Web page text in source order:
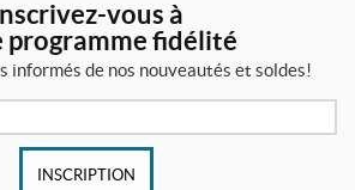
vous à
programme fidélité
informés de nos nouveautés et soldes!
INSCRIPTION